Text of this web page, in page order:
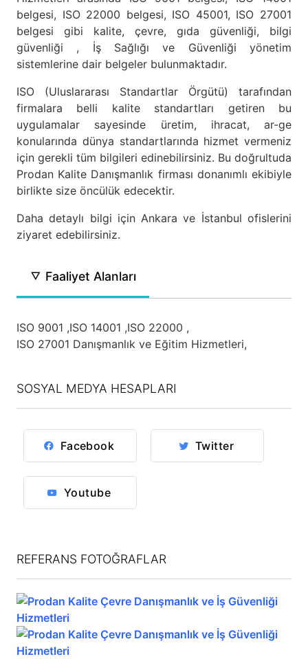
belgesi, ISO 22000 belgesi, ISO 45001, ISO 27001
belgesi gibi kalite, çevre, gıda güvenliği, bilgi
güvenliği , İş Sağlığı ve Güvenliği yönetim
sistemlerine dair belgeler bulunmaktadır.
ISO (Uluslararası Standartlar Örgütü) tarafından
firmalara belli kalite standartları getiren bu
uygulamalar sayesinde üretim, ihracat, ar-ge
konularında dünya standartlarında hizmet vermeniz
için gerekli tüm bilgileri edinebilirsiniz. Bu doğrultuda
Prodan Kalite Danışmanlık firması donanımlı ekibiyle
birlikte size öncülük edecektir.
Daha detaylı bilgi için Ankara ve İstanbul ofislerini
ziyaret edebilirsiniz.
Faaliyet Alanları
ISO 9001 ,ISO 14001 ,ISO 22000 ,
ISO 27001 Danışmanlık ve Eğitim Hizmetleri,
SOSYAL MEDYA HESAPLARI
Facebook Twitter
Youtube
REFERANS FOTOĞRAFLAR